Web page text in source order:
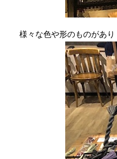
様々な色や形のものがあ